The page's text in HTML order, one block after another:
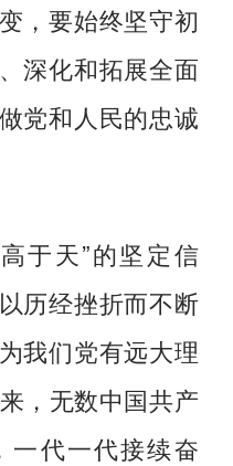
，要始终坚守初
深化和拓展全面
党和人民的忠诚
天”的坚定信
历经挫折而不断
我们党有远大理
，无数中国共产
一代一代接续奋